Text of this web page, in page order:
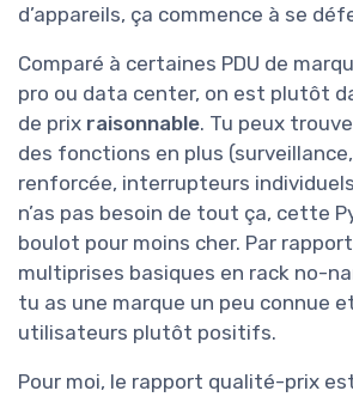
d’appareils, ça commence à se
Comparé à certaines PDU de
pro ou data center, on est plutôt
de prix raisonnable. Tu peux
des fonctions en plus
renforcée, interrupteurs
n’as pas besoin de tout ça, cette
boulot pour moins cher. Par
multiprises basiques en rack no-
tu as une marque un peu connue
utilisateurs plutôt positifs.
Pour moi, le rapport qualité-prix